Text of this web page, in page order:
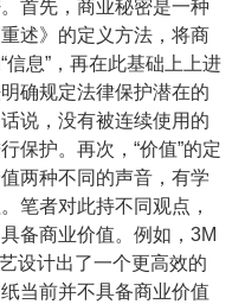
首先，商业秘密是一种
述》的定义方法，将商
息”，再在此基础上上进
确规定法律保护潜在的
说，没有被连续使用的
保护。再次，“价值”的定
两种不同的声音，有学
笔者对此持不同观点，
备商业价值。例如，3M
设计出了一个更高效的
当前并不具备商业价值